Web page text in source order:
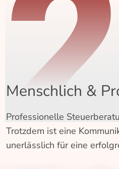
Menschlich &
Professionelle
Trotzdem ist eine
unerlässlich für eine